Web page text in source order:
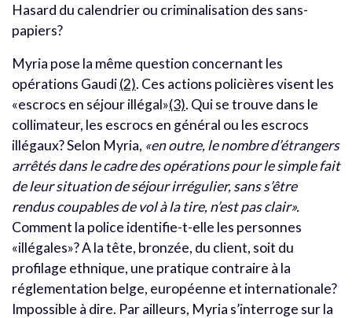
Hasard du calendrier ou criminalisation des sans-
papiers?
Myria pose la même question concernant les
opérations Gaudi(2). Ces actions policières visent les
«escrocs en séjour illégal»(3). Qui se trouve dans le
collimateur, les escrocs en général ou les escrocs
illégaux? Selon Myria, «en outre, le nombre d’étrangers
arrêtés dans le cadre des opérations pour le simple fait
de leur situation de séjour irrégulier, sans s’être
rendus coupables de vol à la tire, n’est pas clair».
Comment la police identifie-t-elle les personnes
«illégales»? A la tête, bronzée, du client, soit du
profilage ethnique, une pratique contraire à la
réglementation belge, européenne et internationale?
Impossible à dire. Par ailleurs, Myria s’interroge sur la